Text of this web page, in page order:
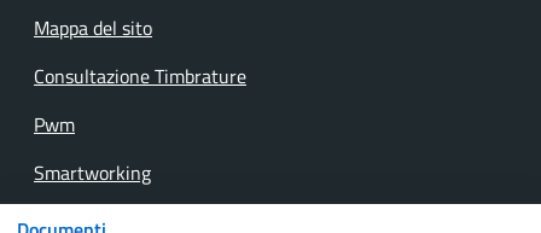
Mappa del sito
Consultazione Timbrature
Pwm
Smartworking
Webmail interna